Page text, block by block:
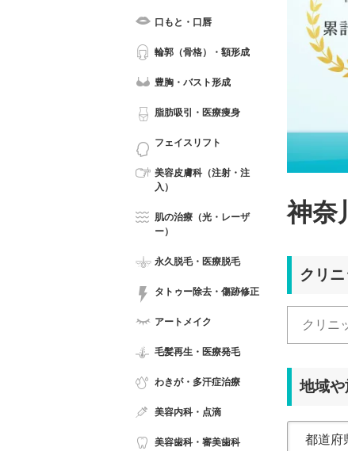
神奈
クリ
地域
口もと・口唇
輪郭（骨格）・額形成
豊胸・バスト形成
脂肪吸引・医療痩身
フェイスリフト
美容皮膚科（注射・注
入）
肌の治療（光・レーザ
ー）
永久脱毛・医療脱毛
タトゥー除去・傷跡修正
アートメイク
毛髪再生・医療発毛
わきが・多汗症治療
美容内科・点滴
美容歯科・審美歯科